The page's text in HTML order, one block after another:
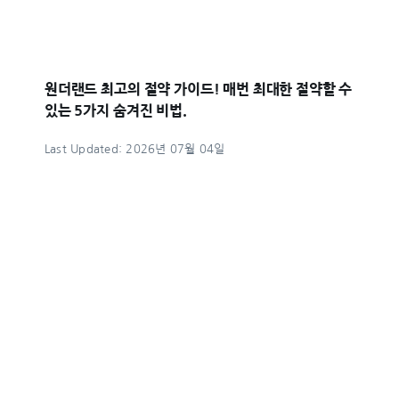
원더랜드 최고의 절약 가이드! 매번 최대한 절약할 수
있는 5가지 숨겨진 비법.
Last Updated: 2026년 07월 04일